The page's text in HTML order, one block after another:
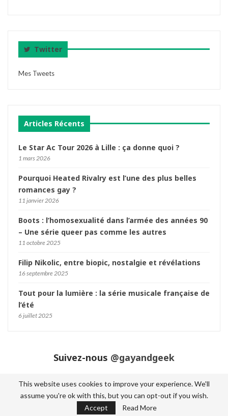
Twitter
Mes Tweets
Articles Récents
Le Star Ac Tour 2026 à Lille : ça donne quoi ?
1 mars 2026
Pourquoi Heated Rivalry est l’une des plus belles
romances gay ?
11 janvier 2026
Boots : l’homosexualité dans l’armée des années 90
– Une série queer pas comme les autres
11 octobre 2025
Filip Nikolic, entre biopic, nostalgie et révélations
16 septembre 2025
Tout pour la lumière : la série musicale française de
l’été
6 juillet 2025
Suivez-nous @gayandgeek
© 2026 - Gay and Geek. Tout droits réservés.
This website uses cookies to improve your experience. We'll
assume you're ok with this, but you can opt-out if you wish.
Accept
Read More